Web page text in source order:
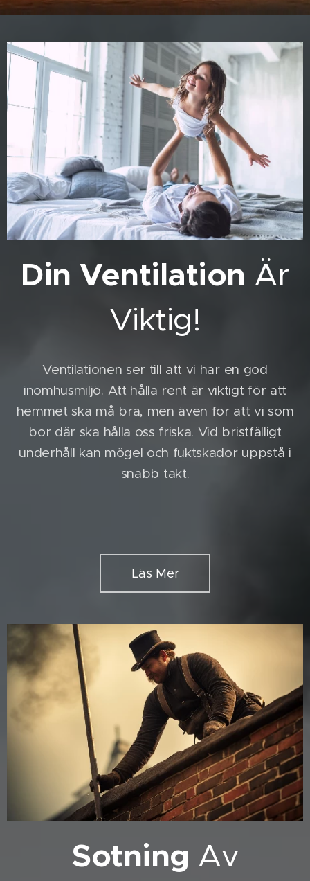
Din Ventilation Är
Viktig!
Ventilationen ser till att vi har en god
inomhusmiljö. Att hålla rent är viktigt för att
hemmet ska må bra, men även för att vi som
bor där ska hålla oss friska. Vid bristfälligt
underhåll kan mögel och fuktskador uppstå i
snabb takt.
Läs Mer
Sotning Av